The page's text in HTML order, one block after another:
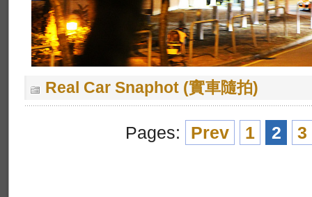
Real Car Snaphot (實車隨拍)
Pages: Prev 1 2 3